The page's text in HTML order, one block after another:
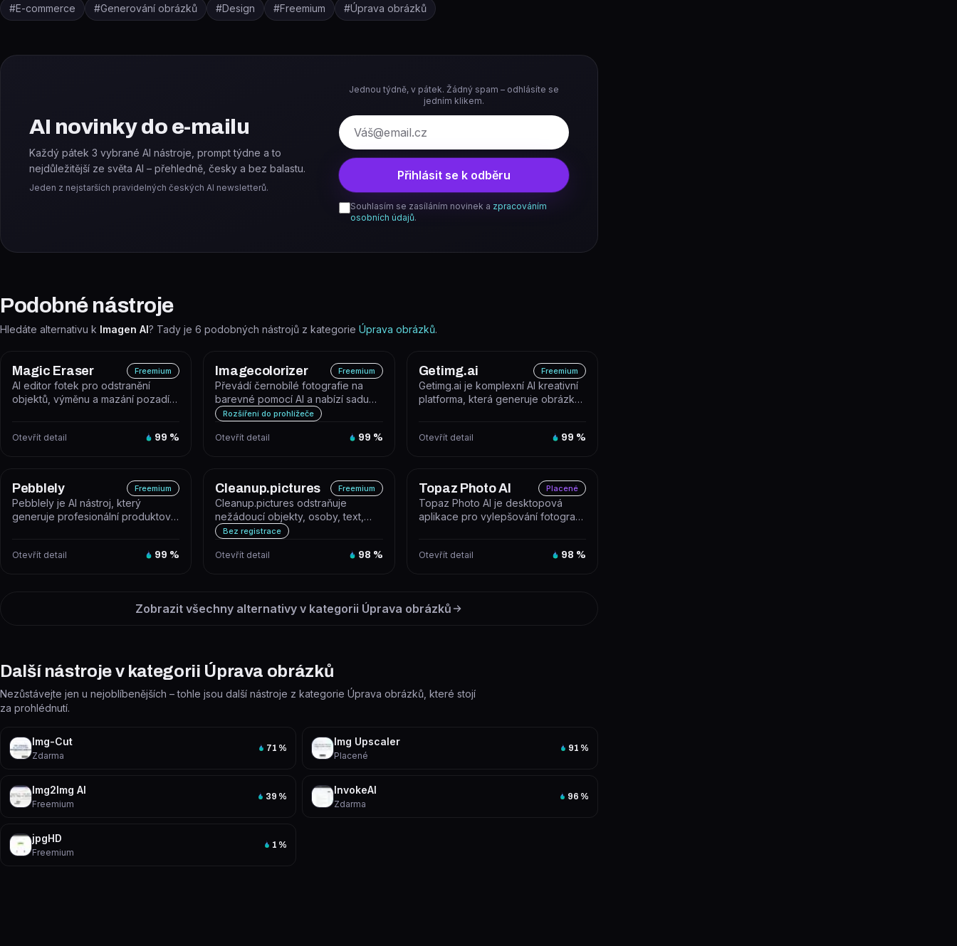
#E-commerce #Generování obrázků #Design #Freemium #Úprava obrázků
AI novinky do e-mailu
Každý pátek 3 vybrané AI nástroje, prompt týdne a to
nejdůležitější ze světa AI – přehledně, česky a bez balastu.
Jeden z nejstarších pravidelných českých AI newsletterů.
Jednou týdně, v pátek. Žádný spam – odhlásíte se
jedním klikem.
E-mail
Přihlásit se k odběru
Souhlasím se zasíláním novinek a zpracováním
osobních údajů.
Podobné nástroje
Hledáte alternativu k Imagen AI? Tady je 6 podobných nástrojů z kategorie Úprava obrázků.
Magic Eraser Freemium
AI editor fotek pro odstranění
objektů, výměnu a mazání pozadí a
Otevřít detail 99 %
Imagecolorizer Freemium
Převádí černobílé fotografie na
barevné pomocí AI a nabízí sadu
nástrojů pro obnovu starých sním...
Rozšíření do prohlížeče
Otevřít detail 99 %
Getimg.ai Freemium
Getimg.ai je komplexní AI kreativní
platforma, která generuje obrázky,
Otevřít detail 99 %
Pebblely Freemium
Pebblely je AI nástroj, který
generuje profesionální produktová
Otevřít detail 99 %
Cleanup.pictures Freemium
Cleanup.pictures odstraňuje
nežádoucí objekty, osoby, text,
loga a vady z fotografií pomocí AI
Bez registrace
Otevřít detail 98 %
Topaz Photo AI Placené
Topaz Photo AI je desktopová
aplikace pro vylepšování fotografií,
Otevřít detail 98 %
Zobrazit všechny alternativy v kategorii Úprava obrázků
Další nástroje v kategorii Úprava obrázků
Nezůstávejte jen u nejoblíbenějších – tohle jsou další nástroje z kategorie Úprava obrázků, které stojí
za prohlédnutí.
Img-Cut
Zdarma
71 %
Img Upscaler
Placené
91 %
Img2Img AI
Freemium
39 %
InvokeAI
Zdarma
96 %
jpgHD
Freemium
1 %